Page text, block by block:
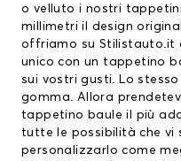
o velluto i nostri
millimetri il design
offriamo su Stilistauto.it
unico con un tappetino
sui vostri gusti. Lo
gomma. Allora
tappetino baule il più
tutte le possibilità che vi
personalizzarlo come